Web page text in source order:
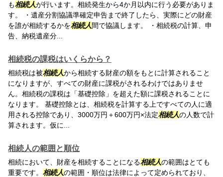
も相続人が行います。相続発生から4か月以内に行う必要がありま
す。 ・遺産分割協議準確定申告まで終了したら、実際にどの財産
を誰が相続するかを相続人間で協議します。 ・相続税の計算、申
告、納税遺産分...
相続税の課税はいくらから？
相続税は被相続人から相続する財産の額をもとに計算されること
になりますが、すべての財産に課税がされるわけではありませ
ん。相続税の課税は「基礎控除」を超えた額に課税されることに
なります。 基礎控除とは、相続税を計算する上ですべての人に適
用される控除であり、3000万円＋600万円×法定相続人の人数で計
算されます。仮に...
相続人の範囲と順位
相続において、財産を相続することになる相続人の範囲はとても
重要です。 相続人の範囲・順位は法律によって定められており、